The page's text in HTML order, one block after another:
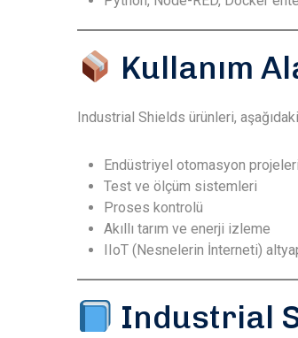
Kullanım
Industrial Shields ürünleri,
Endüstriyel otomasyon projeleri
Test ve ölçüm sistemleri
Proses kontrolü
Akıllı tarım ve enerji izleme
IIoT (Nesnelerin İnterneti)
Industrial